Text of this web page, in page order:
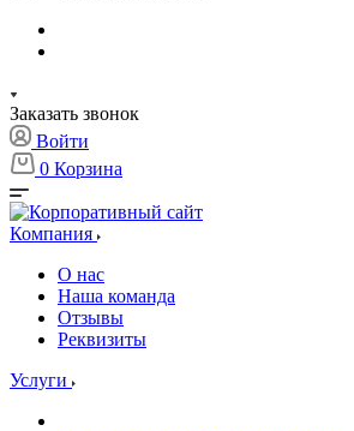
Заказать звонок
Войти
0 Корзина
Компания
О нас
Наша команда
Отзывы
Реквизиты
Услуги